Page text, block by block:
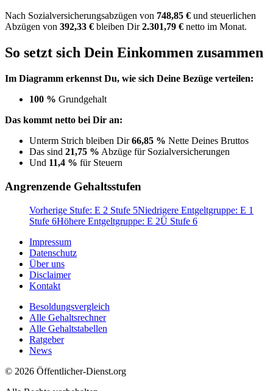
Nach Sozialversicherungsabzügen von 748,85 € und steuerlichen
Abzügen von 392,33 € bleiben Dir2.301,79 € netto im Monat.
So setzt sich Dein Einkommen zusammen
Im Diagramm erkennst Du, wie sich Deine Bezüge verteilen:
100 % Grundgehalt
Das kommt netto bei Dir an:
Unterm Strich bleiben Dir66,85 % Nette Deines Bruttos
Das sind 21,75 % Abzüge für Sozialversicherungen
Und 11,4 % für Steuern
Angrenzende Gehaltsstufen
Vorherige Stufe: E 2 Stufe 5Niedrigere Entgeltgruppe: E 1
Stufe 6Höhere Entgeltgruppe: E 2Ü Stufe 6
Impressum
Datenschutz
Über uns
Disclaimer
Kontakt
Besoldungsvergleich
Alle Gehaltsrechner
Alle Gehaltstabellen
Ratgeber
News
© 2026 Öffentlicher-Dienst.org